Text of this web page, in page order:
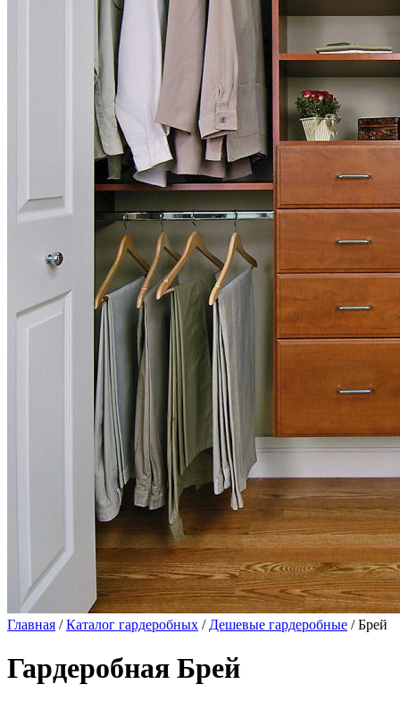
Главная /Каталог гардеробных / Дешевые гардеробные / Брей
Гардеробная Брей